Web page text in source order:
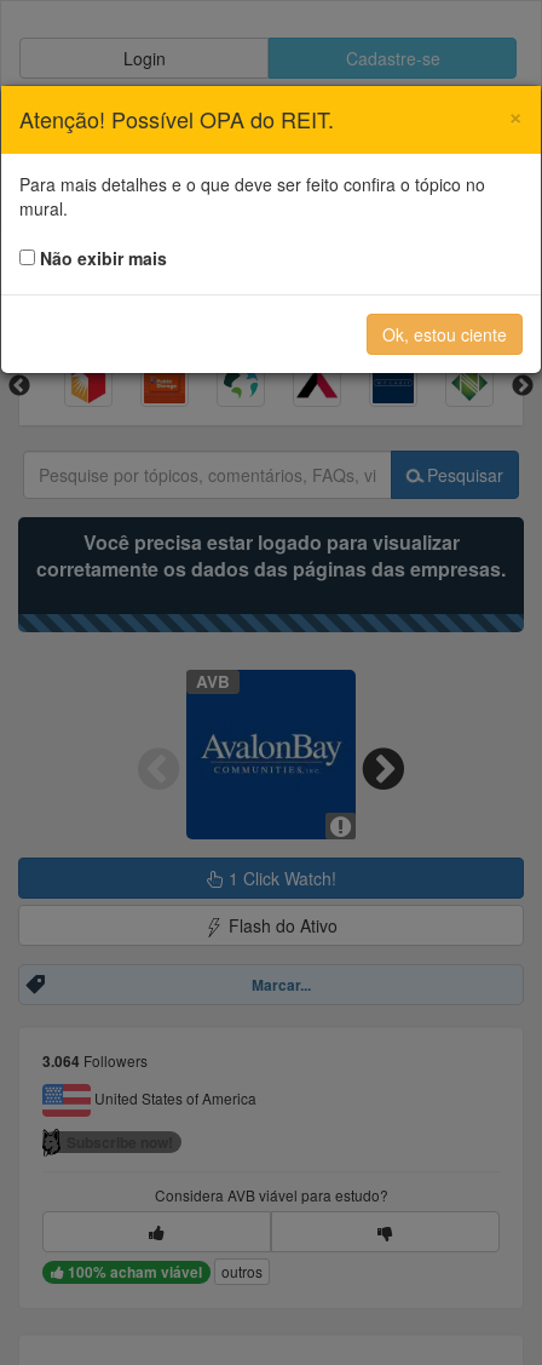
Login Cadastre-se
Bastter System
Enviar página
Pesquisar
Você precisa estar logado para visualizar
corretamente os dados das páginas das empresas.
AVB
1 Click Watch!
Flash do Ativo
Marcar...
3.064 Followers
United States of America
Considera AVBviável para estudo?
100% acham viável outros
×
Atenção! Possível OPA do REIT.
Para mais detalhes e o que deve ser feito confira o tópico no
mural.
Não exibir mais
Ok, estou ciente